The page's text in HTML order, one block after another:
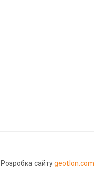
Розробка сайтуgeotlon.com